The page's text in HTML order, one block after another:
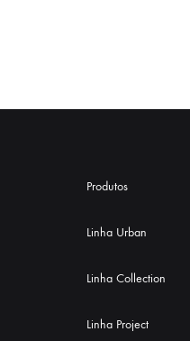
Produtos
Linha Urban
Linha Collection
Linha Project